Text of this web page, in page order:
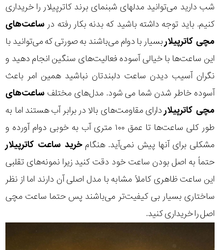
شب دارید می‌توانید مدلهای شبنمای برند کاترپیلار را خریداری
کنیم. باید توجه داشته باشید که بدنه بکار رفته در ساعت‌های
مچی کاترپیلاربسیار با دوام می‌باشند به صورتی که می‌توانید با
این ساعت‌ها با خیالی آسوده فعالیت‌های سنگین انجام دهید و
نگران آسیب دیدن ساعت دلبندتان نباشید همین امر باعث
آسوده خاطر شدن شما می شود. مدل‌های مختلف ساعت‌های
مچی کاترپیلاردارای مقاومت‌های بالا در برابر آب هستند اما به
طور کلی ساعت‌ها تا عمق ۱۰۰ متری آب به خوبی دوام آورده و
مشکلی برای آنها پیش نمی‌آید. هنگامخرید ساعت کاترپیلار
حتماً به اصل بودن ساعت خود دقت کنید زیرا نمونه‌های تقلبی
این ساعت ظاهری کاملاً مشابه با مدل اصلی آن دارند اما از نظر
ساختاری بسیار بی کیفیت‌تر می‌باشند پس حتما ساعت مچی
اصلرا خریداری کنید.